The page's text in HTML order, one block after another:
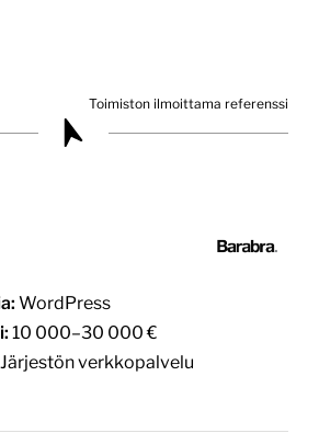
Toimiston ilmoittama referenssi
WordPress
10 000–30 000 €
Järjestön verkkopalvelu